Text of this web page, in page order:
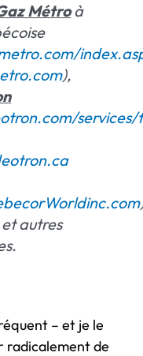
Métroà
),
autres
– et je le
radicalement de